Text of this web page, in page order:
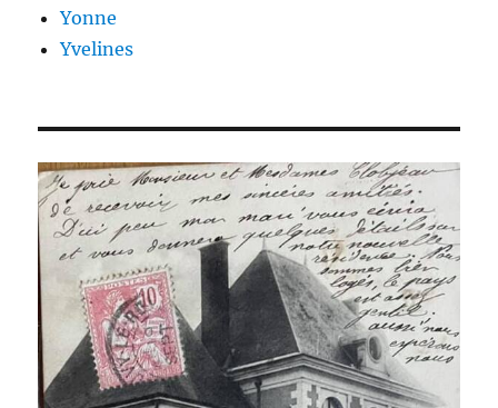
Yonne
Yvelines